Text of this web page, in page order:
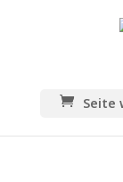
Seite